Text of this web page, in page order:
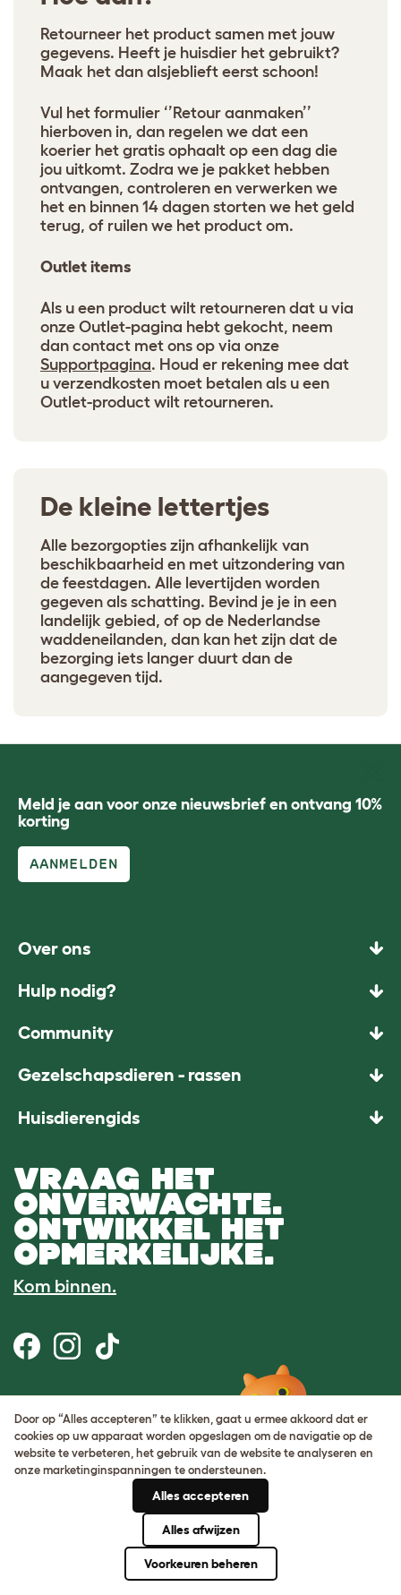
Retourneer het product samen met jouw
gegevens. Heeft je huisdier het gebruikt?
Maak het dan alsjeblieft eerst schoon!
Vul het formulier ‘’Retour aanmaken’’
hierboven in, dan regelen we dat een
koerier het gratis ophaalt op een dag die
jou uitkomt. Zodra we je pakket hebben
ontvangen, controleren en verwerken we
het en binnen 14 dagen storten we het geld
terug, of ruilen we het product om.
Outlet items
Als u een product wilt retourneren dat u via
onze Outlet-pagina hebt gekocht, neem
dan contact met ons op via onze
Supportpagina. Houd er rekening mee dat
u verzendkosten moet betalen als u een
Outlet-product wilt retourneren.
De kleine lettertjes
Alle bezorgopties zijn afhankelijk van
beschikbaarheid en met uitzondering van
de feestdagen. Alle levertijden worden
gegeven als schatting. Bevind je je in een
landelijk gebied, of op de Nederlandse
waddeneilanden, dan kan het zijn dat de
bezorging iets langer duurt dan de
aangegeven tijd.
Meld je aan voor onze nieuwsbrief en ontvang 10%
korting
AANMELDEN
Over ons
Hulp nodig?
Community
Gezelschapsdieren - rassen
Huisdierengids
VRAAG HET
ONVERWACHTE.
ONTWIKKEL HET
OPMERKELIJKE.
Kom binnen.
Cookie & privacybeleid
Cookie Settings
Sitemap
BTW-nummer: DE317631106
Door op “Alles accepteren” te klikken, gaat u ermee akkoord dat er
cookies op uw apparaat worden opgeslagen om de navigatie op de
website te verbeteren, het gebruik van de website te analyseren en
onze marketinginspanningen te ondersteunen.
Alles accepteren
Alles afwijzen
Voorkeuren beheren